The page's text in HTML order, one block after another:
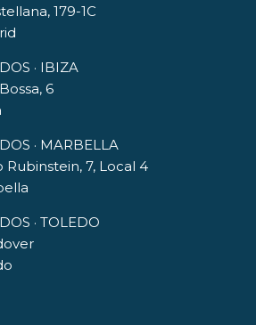
179-1C
· IBIZA
6
· MARBELLA
Rubinstein, 7, Local 4
· TOLEDO